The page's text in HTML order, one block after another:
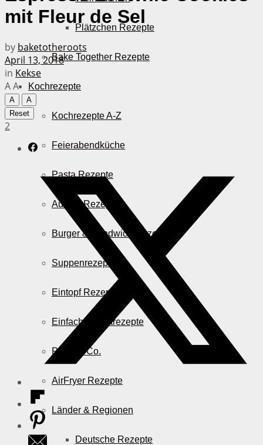
Plätzchen Rezepte
Bake Together Rezepte
Kochrezepte
Kochrezepte A-Z
Feierabendküche
Pasta Rezepte
Auflauf Rezepte
Burger & Sandwich Rezepte
Suppenrezepte
Eintopf Rezepte
Einfache Salatrezepte
Pizza & Co.
AirFryer Rezepte
Länder & Regionen
Deutsche Rezepte
mit Fleur de Sel
by baketotheroots
April 13, 2018
in Kekse
AA
A
A
Reset
2